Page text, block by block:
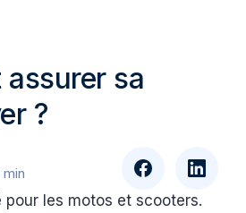
sa
?
min
pour les motos et scooters.